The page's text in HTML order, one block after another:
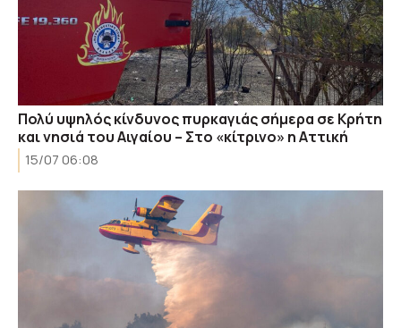
Πολύ υψηλός κίνδυνος πυρκαγιάς σήμερα σε Κρήτη
και νησιά του Αιγαίου – Στο «κίτρινο» η Αττική
15/07 06:08